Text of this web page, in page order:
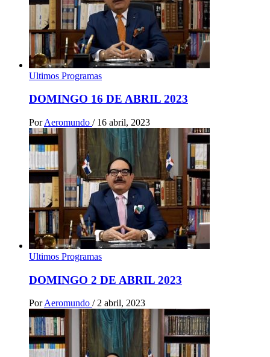
Ultimos Programas
DOMINGO 16 DE ABRIL 2023
Por Aeromundo / 16 abril, 2023
Ultimos Programas
DOMINGO 2 DE ABRIL 2023
Por Aeromundo / 2 abril, 2023